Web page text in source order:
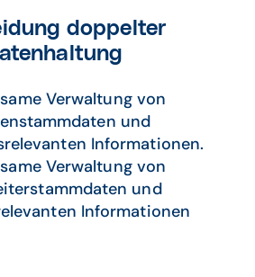
doppelter
Verwaltung von
und
Informationen.
Verwaltung von
und
Informationen